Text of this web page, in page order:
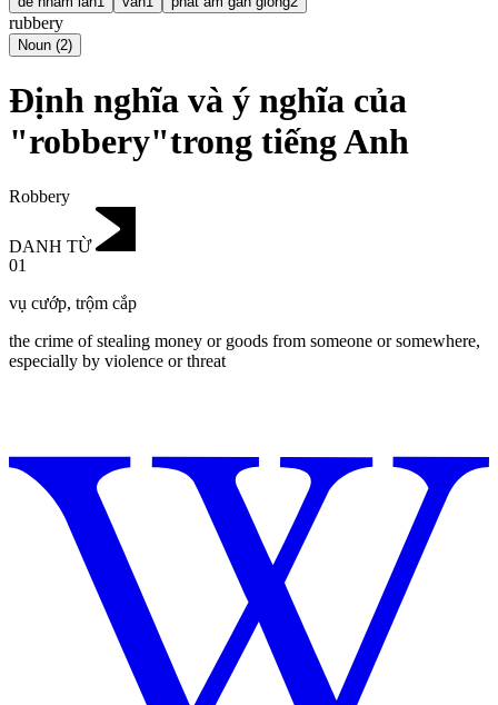
rubbery
Noun (2)
Định nghĩa và ý nghĩa của
"robbery"trong tiếng Anh
Robbery
DANH TỪ
01
vụ cướp, trộm cắp
the crime of stealing money or goods from someone or somewhere,
especially by violence or threat